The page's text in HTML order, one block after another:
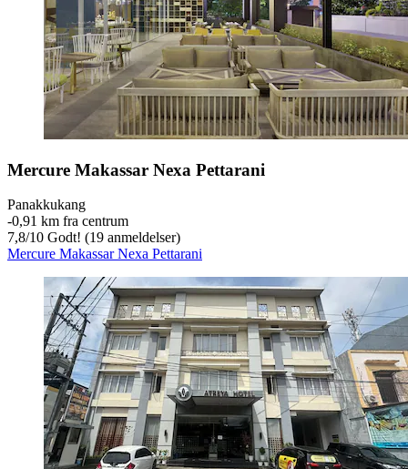
Mercure Makassar Nexa Pettarani
Panakkukang
‐0,91 km fra centrum
7,8/10 Godt! (19 anmeldelser)
Mercure Makassar Nexa Pettarani